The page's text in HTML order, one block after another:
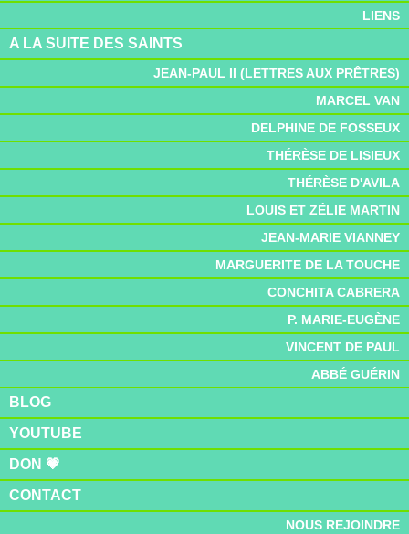
LIENS
A LA SUITE DES SAINTS
JEAN-PAUL II (LETTRES AUX PRÊTRES)
MARCEL VAN
DELPHINE DE FOSSEUX
THÉRÈSE DE LISIEUX
THÉRÈSE D'AVILA
LOUIS ET ZÉLIE MARTIN
JEAN-MARIE VIANNEY
MARGUERITE DE LA TOUCHE
CONCHITA CABRERA
P. MARIE-EUGÈNE
VINCENT DE PAUL
ABBÉ GUÉRIN
BLOG
YOUTUBE
DON 💗
CONTACT
NOUS REJOINDRE